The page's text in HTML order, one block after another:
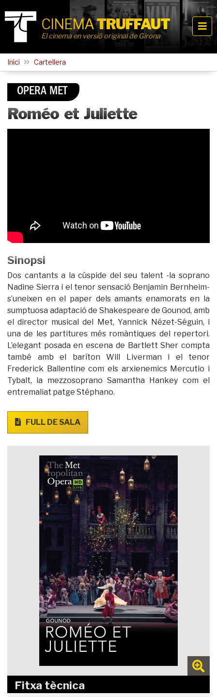
CINEMATRUFFAUT
El cinema en versió original de Girona
Inici Cartellera
OPERA MET
Roméo et Juliette
Sinopsi
Dos cantants a la cúspide del seu talent -la soprano
Nadine Sierra i el tenor sensació Benjamin Bernheim-
s’uneixen en el paper dels amants enamorats en la
sumptuosa adaptació de Shakespeare de Gounod, amb
el director musical del Met, Yannick Nézet-Séguin, i
una de les partitures més romàntiques del repertori.
L’elegant posada en escena de Bartlett Sher compta
també amb el baríton Will Liverman i el tenor
Frederick Ballentine com els arxienemics Mercutio i
Tybalt, la mezzosoprano Samantha Hankey com el
entremaliat patge Stéphano.
FULL DE SALA
Fitxa tècnica